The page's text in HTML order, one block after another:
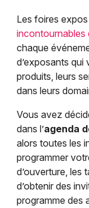
Les foires
incontournables
chaque
d’exposants
produits, leurs
dans leurs
Vous avez
dans l’agenda
alors toutes les
programmer
d’ouverture, les
d’obtenir des
programme des